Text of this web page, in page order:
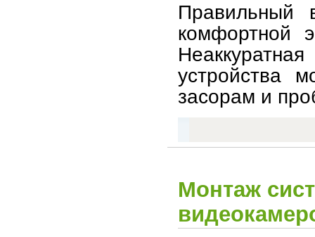
Правильный
комфортной
устройства
засорам и
Монтаж